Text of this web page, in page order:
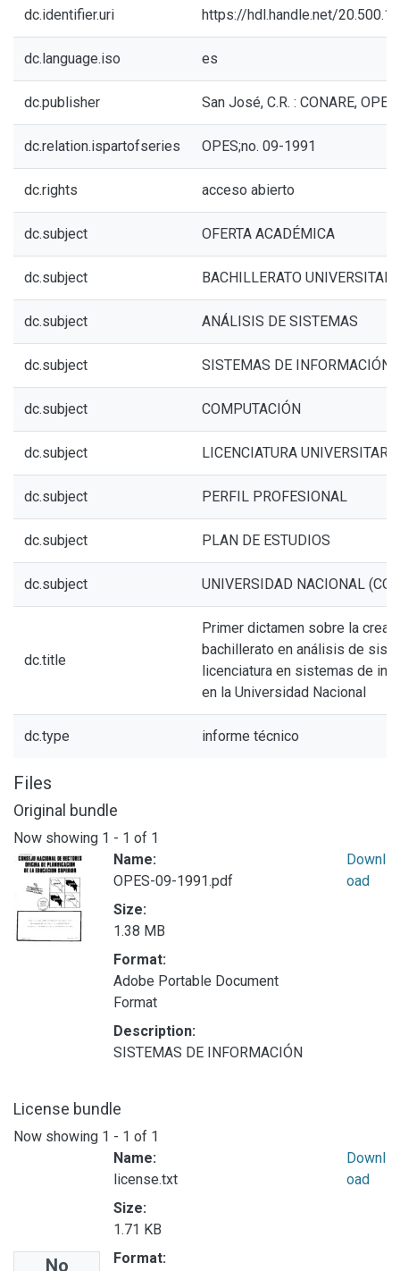
dc.identifier.uri https://hdl.handle.net/
dc.language.iso es
dc.publisher San José, C.R. : CONARE, OPES
dc.relation.ispartofseries OPES;no. 09-1991
dc.rights acceso abierto
dc.subject OFERTA ACADÉMICA
dc.subject BACHILLERATO
dc.subject ANÁLISIS DE SISTEMAS
dc.subject SISTEMAS DE INFORMACIÓN
dc.subject COMPUTACIÓN
dc.subject LICENCIATURA
dc.subject PERFIL PROFESIONAL
dc.subject PLAN DE ESTUDIOS
dc.subject UNIVERSIDAD NACIONAL
dc.title
Primer dictamen sobre la
bachillerato en análisis de
licenciatura en sistemas de
en la Universidad Nacional
dc.type informe técnico
Files
Original bundle
Now showing 1 - 1 of 1
Name:
OPES-09-1991.pdf
Size:
1.38 MB
Format:
Adobe Portable Document
Format
Description:
SISTEMAS DE INFORMACIÓN
Downl
oad
License bundle
Now showing 1 - 1 of 1
No
Name:
license.txt
Size:
1.71 KB
Format:
Downl
oad